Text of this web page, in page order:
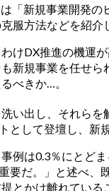
新規事業開発
服方法などを紹介
けDX推進の機運
新規事業を任せ
べきか…。
い出し、それら
して登壇し、新
は0.3％にとど
だ。」と述べ
かけ離れている